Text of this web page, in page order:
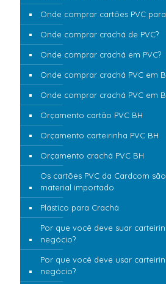
Onde comprar cartões PVC
Onde comprar crachá de PVC?
Onde comprar crachá em PVC?
Onde comprar crachá PVC em
Onde comprar crachá PVC em
Orçamento cartão PVC BH
Orçamento carteirinha PVC BH
Orçamento crachá PVC BH
Os cartões PVC da Cardcom
material importado
Plástico para Crachá
Por que você deve suar
negócio?
Por que você deve usar
negócio?